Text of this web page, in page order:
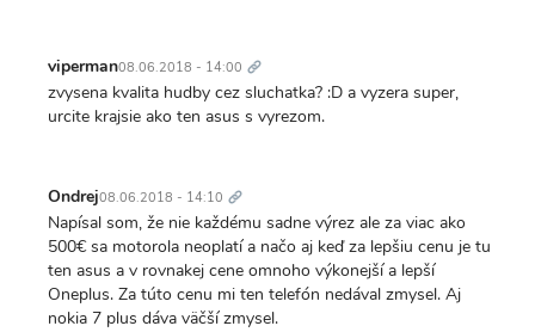
viperman08.06.2018 - 14:00 odkaz
zvysena kvalita hudby cez sluchatka? :D a vyzera super,
urcite krajsie ako ten asus s vyrezom.
Ondrej08.06.2018 - 14:10 odkaz
Napísal som, že nie každému sadne výrez ale za viac ako
500€ sa motorola neoplatí a načo aj keď za lepšiu cenu je tu
ten asus a v rovnakej cene omnoho výkonejší a lepší
Oneplus. Za túto cenu mi ten telefón nedával zmysel. Aj
nokia 7 plus dáva väčší zmysel.